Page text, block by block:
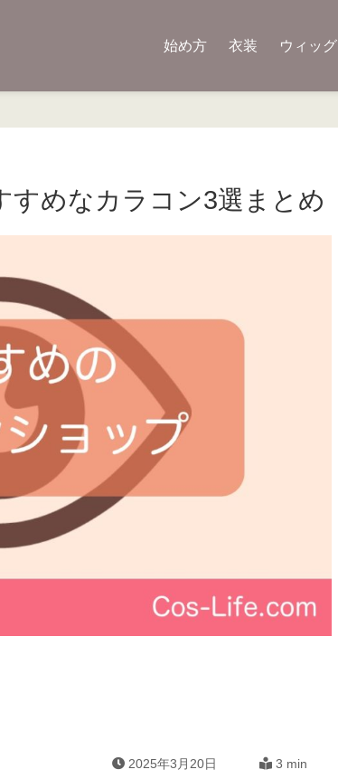
始め方 衣装 ウィッグ
すめなカラコン3選まとめ
2025年3月20日 3 min